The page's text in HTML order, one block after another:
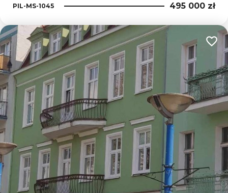
PIL-MS-1045 495 000 zł